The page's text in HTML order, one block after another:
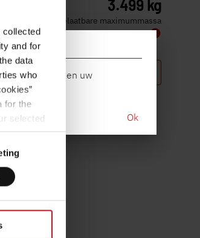
collected
and for
data
who
for the
selected
left of
3.499 kg
Technisch toelaatbare maximummassa
Kies model
in
te beginnen uw
Ok